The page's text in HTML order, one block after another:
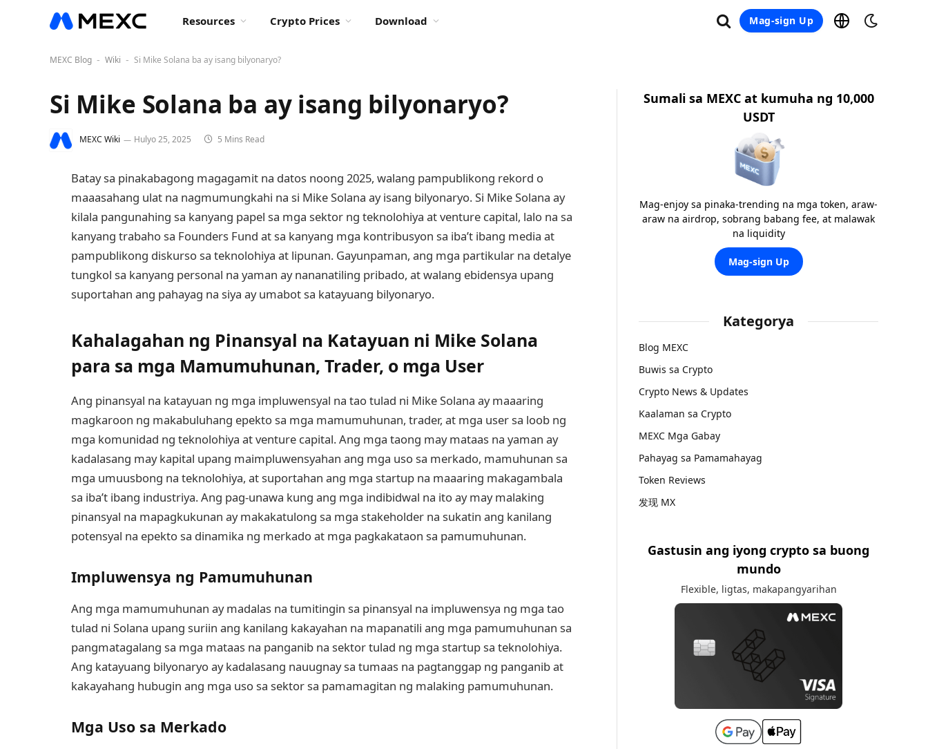
Resources Crypto Prices Download Mag-sign Up
MEXC Blog - Wiki - Si Mike Solana ba ay isang bilyonaryo?
Si Mike Solana ba ay isang bilyonaryo?
MEXC Wiki Hulyo 25, 2025 5 Mins Read
Batay sa pinakabagong magagamit na datos noong 2025, walang pampublikong rekord o
maaasahang ulat na nagmumungkahi na si Mike Solana ay isang bilyonaryo. Si Mike Solana ay
kilala pangunahing sa kanyang papel sa mga sektor ng teknolohiya at venture capital, lalo na sa
kanyang trabaho sa Founders Fund at sa kanyang mga kontribusyon sa iba’t ibang media at
pampublikong diskurso sa teknolohiya at lipunan. Gayunpaman, ang mga partikular na detalye
tungkol sa kanyang personal na yaman ay nananatiling pribado, at walang ebidensya upang
suportahan ang pahayag na siya ay umabot sa katayuang bilyonaryo.
Kahalagahan ng Pinansyal na Katayuan ni Mike Solana
para sa mga Mamumuhunan, Trader, o mga User
Ang pinansyal na katayuan ng mga impluwensyal na tao tulad ni Mike Solana ay maaaring
magkaroon ng makabuluhang epekto sa mga mamumuhunan, trader, at mga user sa loob ng
mga komunidad ng teknolohiya at venture capital. Ang mga taong may mataas na yaman ay
kadalasang may kapital upang maimpluwensyahan ang mga uso sa merkado, mamuhunan sa
mga umuusbong na teknolohiya, at suportahan ang mga startup na maaaring makagambala
sa iba’t ibang industriya. Ang pag-unawa kung ang mga indibidwal na ito ay may malaking
pinansyal na mapagkukunan ay makakatulong sa mga stakeholder na sukatin ang kanilang
potensyal na epekto sa dinamika ng merkado at mga pagkakataon sa pamumuhunan.
Impluwensya ng Pamumuhunan
Ang mga mamumuhunan ay madalas na tumitingin sa pinansyal na impluwensya ng mga tao
tulad ni Solana upang suriin ang kanilang kakayahan na mapanatili ang mga pamumuhunan sa
pangmatagalang sa mga mataas na panganib na sektor tulad ng mga startup sa teknolohiya.
Ang katayuang bilyonaryo ay kadalasang nauugnay sa tumaas na pagtanggap ng panganib at
kakayahang hubugin ang mga uso sa sektor sa pamamagitan ng malaking pamumuhunan.
Mga Uso sa Merkado
Sumali sa MEXC at kumuha ng 10,000
USDT
Mag-enjoy sa pinaka-trending na mga token, araw-
araw na airdrop, sobrang babang fee, at malawak
na liquidity
Mag-sign Up
Kategorya
Blog MEXC
Buwis sa Crypto
Crypto News & Updates
Kaalaman sa Crypto
MEXC Mga Gabay
Pahayag sa Pamamahayag
Token Reviews
发现 MX
Gastusin ang iyong crypto sa buong
mundo
Flexible, ligtas, makapangyarihan